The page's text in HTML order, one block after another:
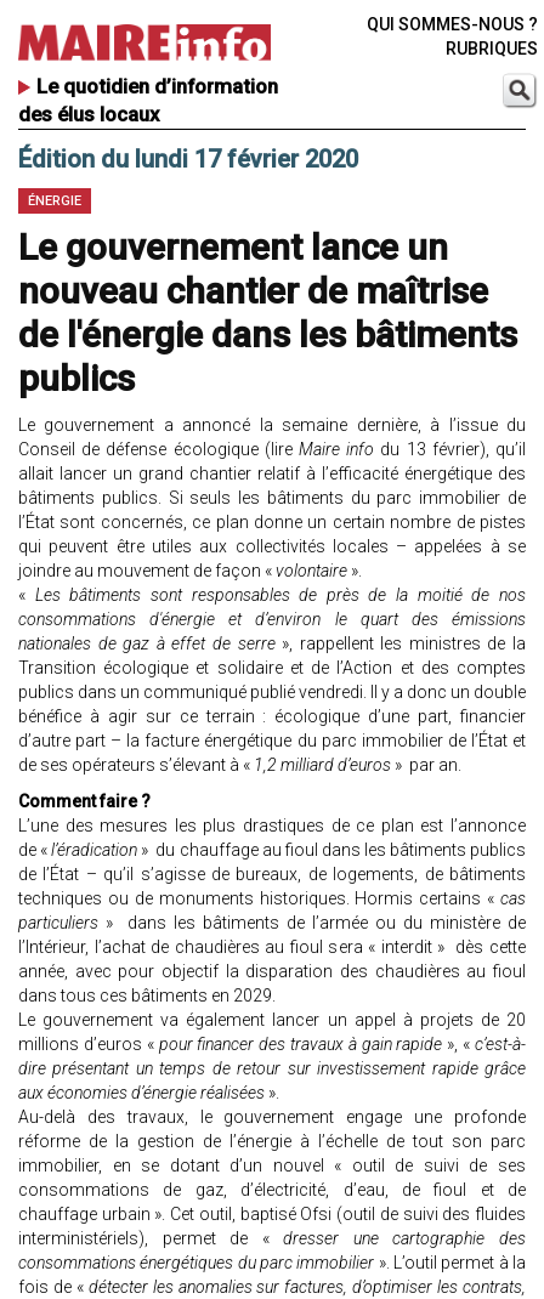
Le quotidien d’information
des élus locaux
QUI SOMMES-NOUS ?
RUBRIQUES
Édition du lundi 17 février 2020
ÉNERGIE
Le gouvernement lance un
nouveau chantier de maîtrise
de l'énergie dans les bâtiments
publics
Le gouvernement a annoncé la semaine dernière, à l’issue du
Conseil de défense écologique (lire Maire info du 13 février), qu’il
allait lancer un grand chantier relatif à l’efficacité énergétique des
bâtiments publics. Si seuls les bâtiments du parc immobilier de
l’État sont concernés, ce plan donne un certain nombre de pistes
qui peuvent être utiles aux collectivités locales – appelées à se
joindre au mouvement de façon «volontaire ».
« Les bâtiments sont responsables de près de la moitié de nos
consommations d'énergie et d’environ le quart des émissions
nationales de gaz à effet de serre », rappellent les ministres de la
Transition écologique et solidaire et de l’Action et des comptes
publics dans un communiqué publié vendredi. Il y a donc un double
bénéfice à agir sur ce terrain : écologique d’une part, financier
d’autre part – la facture énergétique du parc immobilier de l’État et
de ses opérateurs s’élevant à « 1,2 milliard d’euros » par an.
Comment faire ?
L’une des mesures les plus drastiques de ce plan est l’annonce
de «l’éradication » du chauffage au fioul dans les bâtiments publics
de l’État – qu’il s’agisse de bureaux, de logements, de bâtiments
techniques ou de monuments historiques. Hormis certains « cas
particuliers » dans les bâtiments de l’armée ou du ministère de
l’Intérieur, l’achat de chaudières au fioul sera « interdit » dès cette
année, avec pour objectif la disparation des chaudières au fioul
dans tous ces bâtiments en 2029.
Le gouvernement va également lancer un appel à projets de 20
millions d’euros « pour financer des travaux à gain rapide », « c’est-à-
dire présentant un temps de retour sur investissement rapide grâce
aux économies d’énergie réalisées ».
Au-delà des travaux, le gouvernement engage une profonde
réforme de la gestion de l’énergie à l’échelle de tout son parc
immobilier, en se dotant d’un nouvel « outil de suivi de ses
consommations de gaz, d’électricité, d’eau, de fioul et de
chauffage urbain ». Cet outil, baptisé Ofsi (outil de suivi des fluides
interministériels), permet de «dresser une cartographie des
consommations énergétiques du parc immobilier ». L’outil permet à la
fois de « détecter les anomalies sur factures, d’optimiser les contrats,